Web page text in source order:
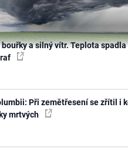
bouřky a silný vítr. Teplota spadla
Při zemětřesení se zřítil i
mrtvých